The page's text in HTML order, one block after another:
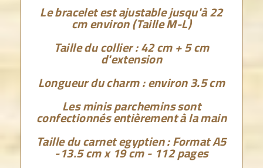
Le bracelet est ajustable jusqu'à 22
cm environ (Taille M-L)
Taille du collier : 42 cm + 5 cm
d'extension
Longueur du charm : environ 3.5 cm
Les minis parchemins sont
confectionnés entièrement à la main
Taille du carnet egyptien : Format A5
-13.5 cm x 19 cm - 112 pages